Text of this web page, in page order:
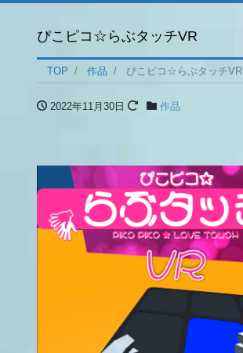
ぴこピコ☆らぶタッチVR
TOP 作品 ぴこピコ☆らぶタッチVR
2022年11月30日 作品